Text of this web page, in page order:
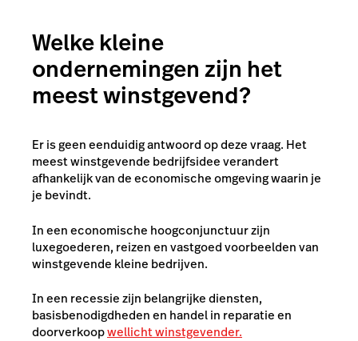
Welke kleine
ondernemingen zijn het
meest winstgevend?
Er is geen eenduidig antwoord op deze vraag. Het
meest winstgevende bedrijfsidee verandert
afhankelijk van de economische omgeving waarin je
je bevindt.
In een economische hoogconjunctuur zijn
luxegoederen, reizen en vastgoed voorbeelden van
winstgevende kleine bedrijven.
In een recessie zijn belangrijke diensten,
basisbenodigdheden en handel in reparatie en
doorverkoopwellicht winstgevender.